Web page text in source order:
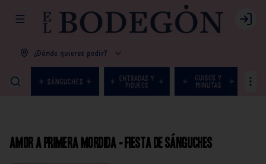
Abrir menu de navegación Login
¿Dónde quieres pedir?
Amor a primera mordida - Fiesta de Sánguches